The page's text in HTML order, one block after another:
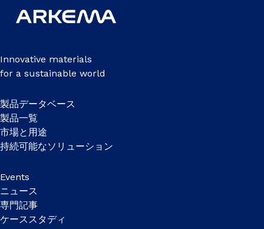
Innovative materials
for a sustainable world
製品データベース
製品一覧
市場と用途
持続可能なソリューション
Events
ニュース
専門記事
ケーススタディ